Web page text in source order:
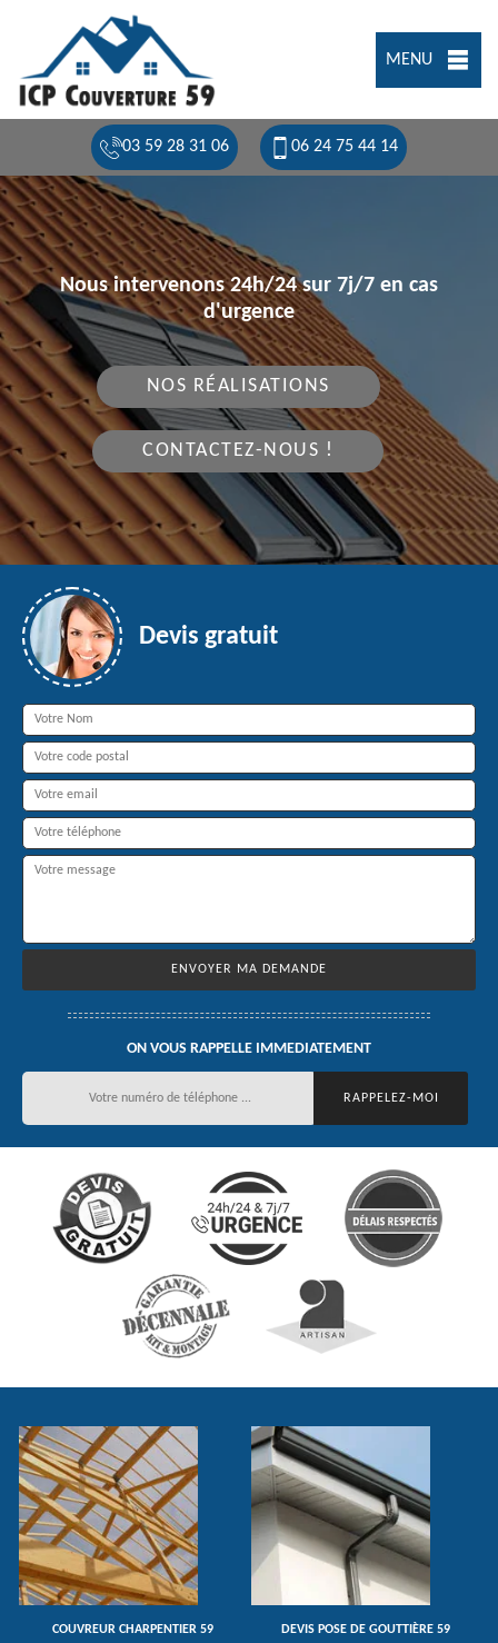
MENU
03 59 28 31 06 06 24 75 44 14
Nous intervenons 24h/24 sur 7j/7 en cas
d'urgence
NOS RÉALISATIONS
CONTACTEZ-NOUS !
Devis gratuit
ON VOUS RAPPELLE IMMEDIATEMENT
COUVREUR CHARPENTIER 59 DEVIS POSE DE GOUTTIÈRE 59